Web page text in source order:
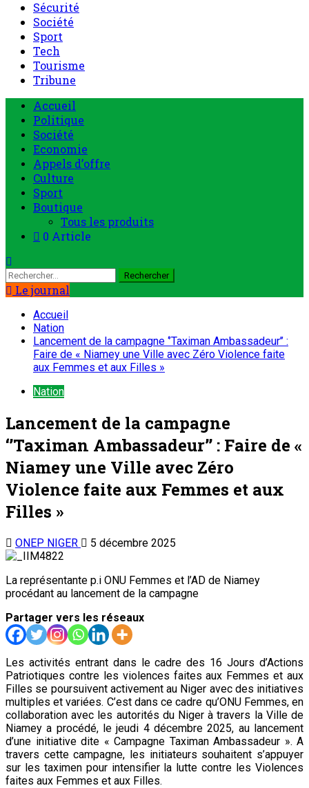
Sécurité
Société
Sport
Tech
Tourisme
Tribune
Accueil
Politique
Société
Economie
Appels d’offre
Culture
Sport
Boutique
Tous les produits
0 Article
Le journal
Accueil
Nation
Lancement de la campagne ‘’Taximan Ambassadeur’’ :
Faire de « Niamey une Ville avec Zéro Violence faite
aux Femmes et aux Filles »
Nation
Lancement de la campagne
‘’Taximan Ambassadeur’’ : Faire de «
Niamey une Ville avec Zéro
Violence faite aux Femmes et aux
Filles »
ONEP NIGER 5 décembre 2025
La représentante p.i ONU Femmes et l’AD de Niamey
procédant au lancement de la campagne
Partager vers les réseaux
Les activités entrant dans le cadre des 16 Jours d’Actions
Patriotiques contre les violences faites aux Femmes et aux
Filles se poursuivent activement au Niger avec des initiatives
multiples et variées. C’est dans ce cadre qu’ONU Femmes, en
collaboration avec les autorités du Niger à travers la Ville de
Niamey a procédé, le jeudi 4 décembre 2025, au lancement
d’une initiative dite « Campagne Taximan Ambassadeur ». A
travers cette campagne, les initiateurs souhaitent s’appuyer
sur les taximen pour intensifier la lutte contre les Violences
faites aux Femmes et aux Filles.